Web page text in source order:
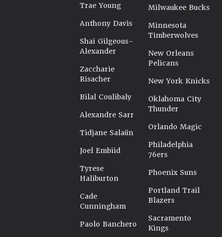
Trae Young
Anthony Davis
Shai Gilgeous-
Alexander
Zaccharie
Risacher
Bilal Coulibaly
Alexandre Sarr
Tidjane Salaün
Joel Embiid
Tyrese
Haliburton
Cade
Cunningham
Paolo Banchero
Milwaukee Bucks
Minnesota
Timberwolves
New Orleans
Pelicans
New York Knicks
Oklahoma City
Thunder
Orlando Magic
Philadelphia
76ers
Phoenix Suns
Portland Trail
Blazers
Sacramento
Kings